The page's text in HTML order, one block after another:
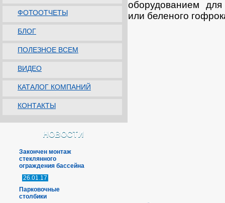
ФОТООТЧЕТЫ
БЛОГ
ПОЛЕЗНОЕ ВСЕМ
ВИДЕО
КАТАЛОГ КОМПАНИЙ
КОНТАКТЫ
НОВОСТИ
Закончен монтаж
стеклянного
ограждения бассейна
26.01.17
Парковочные
столбики
оборудованием для
или беленого